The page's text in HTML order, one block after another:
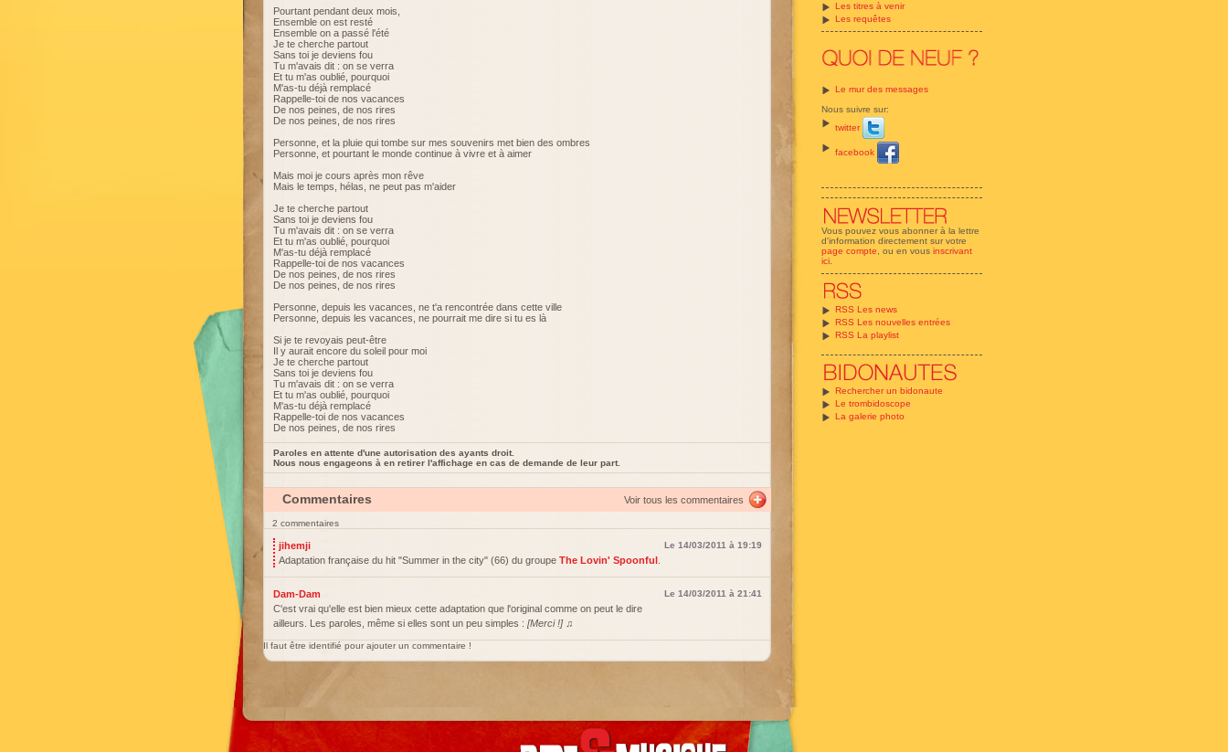
Les titres à venir
Les requêtes
Le mur des messages
Nous suivre sur:
twitter
facebook
Vous pouvez vous abonner à la lettre
d'information directement sur votre
page compte , ou en vous inscrivant
ici
RSS Les news
RSS Les nouvelles entrées
RSS La playlist
Rechercher un bidonaute
Le trombidoscope
La galerie photo
Pourtant pendant deux mois,
Ensemble on est resté
Ensemble on a passé l'été
Je te cherche partout
Sans toi je deviens fou
Tu m'avais dit : on se verra
Et tu m'as oublié, pourquoi
M'as-tu déjà remplacé
Rappelle-toi de nos vacances
De nos peines, de nos rires
De nos peines, de nos rires
Personne, et la pluie qui tombe sur mes souvenirs met bien des ombres
Personne, et pourtant le monde continue à vivre et à aimer
Mais moi je cours après mon rêve
Mais le temps, hélas, ne peut pas m'aider
Je te cherche partout
Sans toi je deviens fou
Tu m'avais dit : on se verra
Et tu m'as oublié, pourquoi
M'as-tu déjà remplacé
Rappelle-toi de nos vacances
De nos peines, de nos rires
De nos peines, de nos rires
Personne, depuis les vacances, ne t'a rencontrée dans cette ville
Personne, depuis les vacances, ne pourrait me dire si tu es là
Si je te revoyais peut-être
Il y aurait encore du soleil pour moi
Je te cherche partout
Sans toi je deviens fou
Tu m'avais dit : on se verra
Et tu m'as oublié, pourquoi
M'as-tu déjà remplacé
Rappelle-toi de nos vacances
De nos peines, de nos rires
Paroles en attente d'une autorisation des ayants droit.
Nous nous engageons à en retirer l'affichage en cas de demande de leur part.
Commentaires Voir tous les commentaires
2 commentaires
jihemji Le 14/03/2011 à 19:19
Adaptation française du hit "Summer in the city" (66) du groupe The Lovin' Spoonful
Dam-Dam Le 14/03/2011 à 21:41
C'est vrai qu'elle est bien mieux cette adaptation que l'original comme on peut le dire
ailleurs. Les paroles, même si elles sont un peu simples : [Merci !] ♫
Il faut être identifié pour ajouter un commentaire !